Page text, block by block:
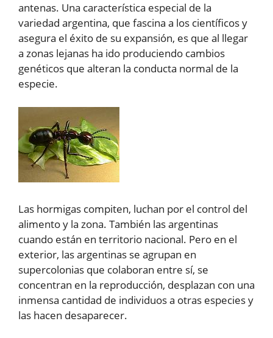
antenas. Una característica especial de la
variedad argentina, que fascina a los científicos y
asegura el éxito de su expansión, es que al llegar
a zonas lejanas ha ido produciendo cambios
genéticos que alteran la conducta normal de la
especie.
Las hormigas compiten, luchan por el control del
alimento y la zona. También las argentinas
cuando están en territorio nacional. Pero en el
exterior, las argentinas se agrupan en
supercolonias que colaboran entre sí, se
concentran en la reproducción, desplazan con una
inmensa cantidad de individuos a otras especies y
las hacen desaparecer.